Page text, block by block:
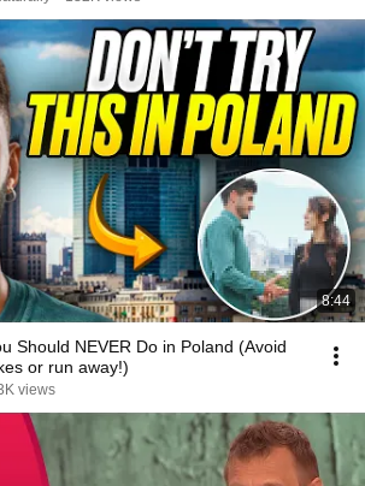
8:44
Should NEVER Do in Poland (Avoid
or run away!)
views